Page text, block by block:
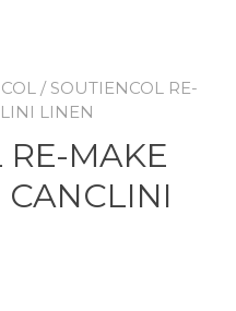
/ SOUTIENCOL RE-
LINEN
RE-MAKE